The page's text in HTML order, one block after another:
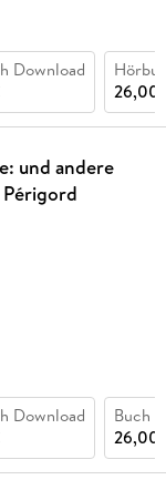
Download
26,00
und andere
Download
Buch
26,00